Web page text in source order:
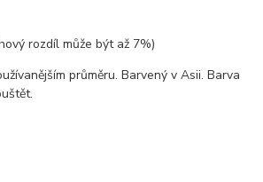
rozdíl může být až 7%)
průměru. Barvený v Asii. Barva